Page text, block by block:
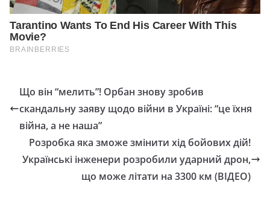
Що він “мелить”! Орбан знову зробив
скандальну заяву щодо війни в Україні: “це їхня
війна, а не наша”
Розробка яка зможе змінити хід бойових дій!
Українські інженери розробили ударний дрон,
що може літати на 3300 км (ВІДЕО)